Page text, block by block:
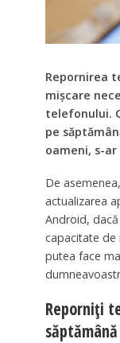
Repornirea
mișcare
telefonului.
pe
oameni, s-
De
actualizarea
Android,
capacitate de
putea face
Reporniți
săptămână